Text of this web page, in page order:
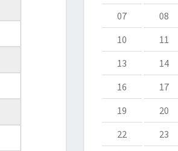
07
08
10
11
13
14
16
17
19
20
22
23